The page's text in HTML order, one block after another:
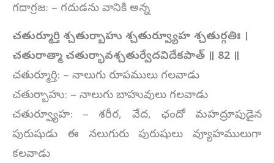
గదాగ్రజ: – గదుడను వానికి అన్న
చతుర్మూర్తి శ్చతుర్బాహు శ్చతుర్వ్యూహ శ్చతుర్గతిః ।
చతురాత్మా చతుర్భావశ్చతుర్వేదవిదేకపాత్ ॥ 82 ॥
చతుర్మూర్తి: – నాలుగు రూపములు గలవాడు
చతుర్బాహు: – నాలుగు బాహువులు గలవాడు
చతుర్వ్యూహ: – శరీర, వేద, ఛందో మహద్రూపుడైన
పురుషుడు ఈ నలుగురు పురుషులు వ్యూహములుగా
కలవాడు